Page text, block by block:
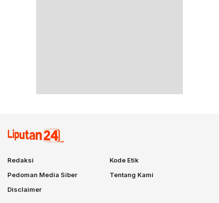
Redaksi
Kode Etik
Pedoman Media Siber
Tentang Kami
Disclaimer